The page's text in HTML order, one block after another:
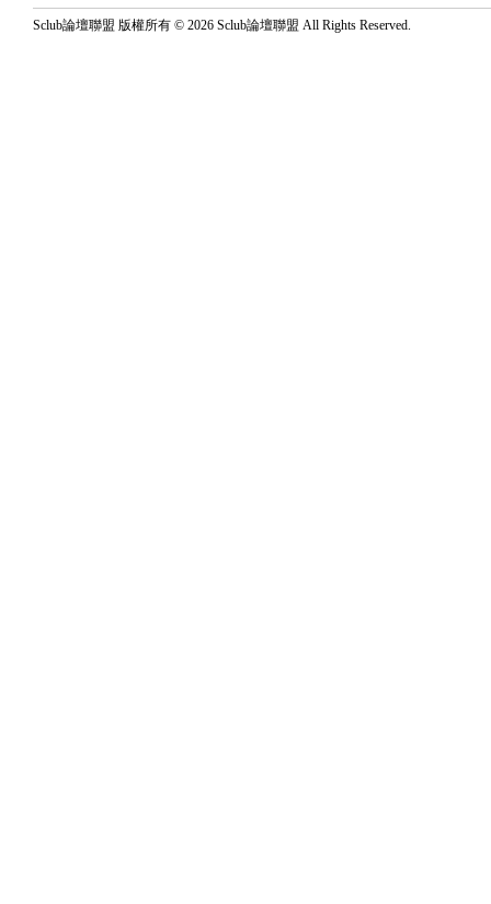
Sclub論壇聯盟 版權所有 © 2026 Sclub論壇聯盟 All Rights Reserved.